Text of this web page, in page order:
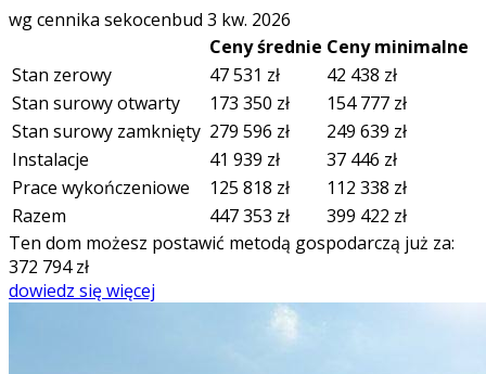
wg cennika sekocenbud 3 kw. 2026
Ceny średnie Ceny minimalne
Stan zerowy
47 531 zł 42 438 zł
Stan surowy otwarty
173 350 zł 154 777 zł
Stan surowy zamknięty 279 596 zł 249 639 zł
Instalacje
41 939 zł 37 446 zł
Prace wykończeniowe
125 818 zł 112 338 zł
Razem
447 353 zł 399 422 zł
Ten dom możesz postawić metodą gospodarczą już za:
372 794zł
dowiedz się więcej